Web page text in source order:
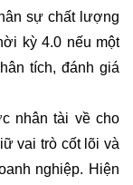
sự chất lượng
kỳ 4.0 nếu một
tích, đánh giá
nhân tài về cho
vai trò cốt lõi và
nghiệp. Hiện